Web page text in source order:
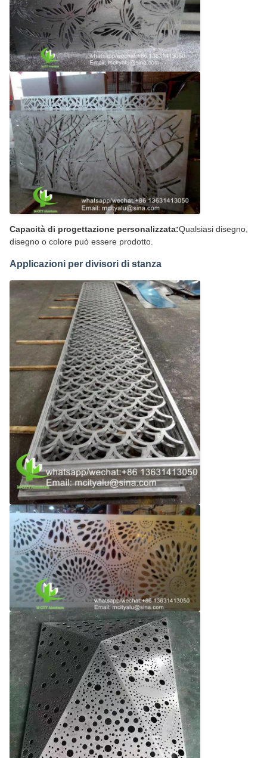
Capacità di progettazione personalizzata:Qualsiasi disegno,
disegno o colore può essere prodotto.
Applicazioni per divisori di stanza